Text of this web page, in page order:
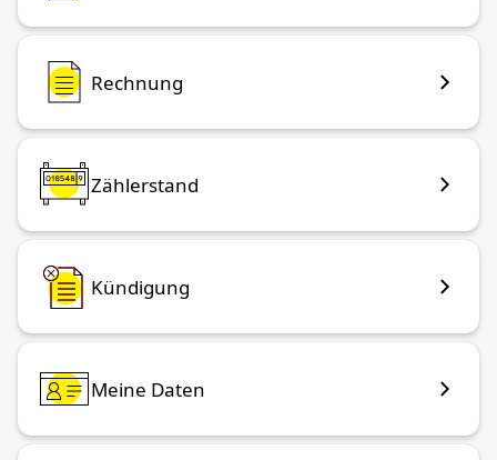
Rechnung
Zählerstand
Kündigung
Meine Daten